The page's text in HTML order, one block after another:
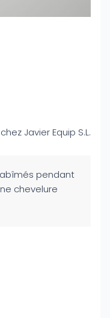
Javier Equip S.L.
pendant
chevelure